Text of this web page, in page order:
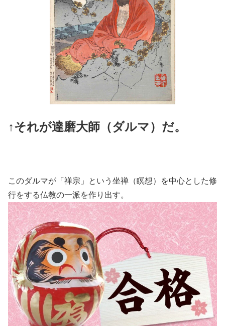
↑それが達磨大師（ダルマ）だ。
このダルマが「禅宗」という坐禅（瞑想）を中心とした修
行をする仏教の一派を作り出す。